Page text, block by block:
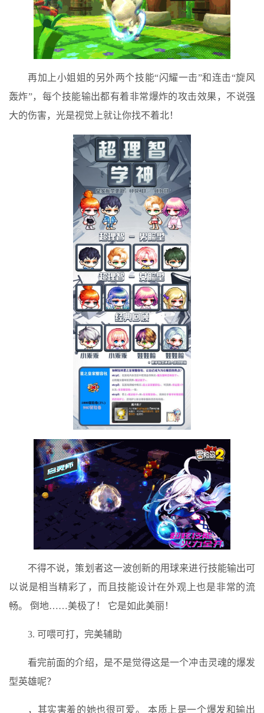
再加上小姐姐的另外两个技能“闪耀一击”和连击“旋风
轰炸”，每个技能输出都有着非常爆炸的攻击效果，不说强
大的伤害，光是视觉上就让你找不着北！
不得不说，策划者这一波创新的用球来进行技能输出可
以说是相当精彩了，而且技能设计在外观上也是非常的流
畅。 倒地……美极了！ 它是如此美丽！
3. 可喂可打，完美辅助
看完前面的介绍，是不是觉得这是一个冲击灵魂的爆发
型英雄呢？
，其实害羞的她也很可爱。 本质上是一个爆发和输出